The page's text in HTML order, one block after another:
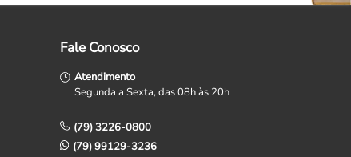
Fale Conosco
Atendimento
Segunda a Sexta, das 08h às 20h
(79) 3226-0800
(79) 99129-3236